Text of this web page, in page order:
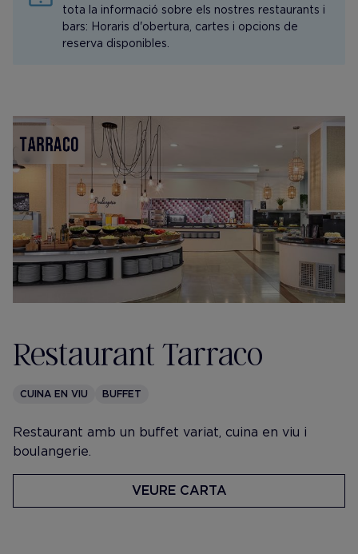
tota la informació sobre els nostres restaurants i
bars: Horaris d'obertura, cartes i opcions de
reserva disponibles.
Restaurant Tarraco
CUINA EN VIU BUFFET
Restaurant amb un buffet variat, cuina en viu i
boulangerie.
VEURE CARTA